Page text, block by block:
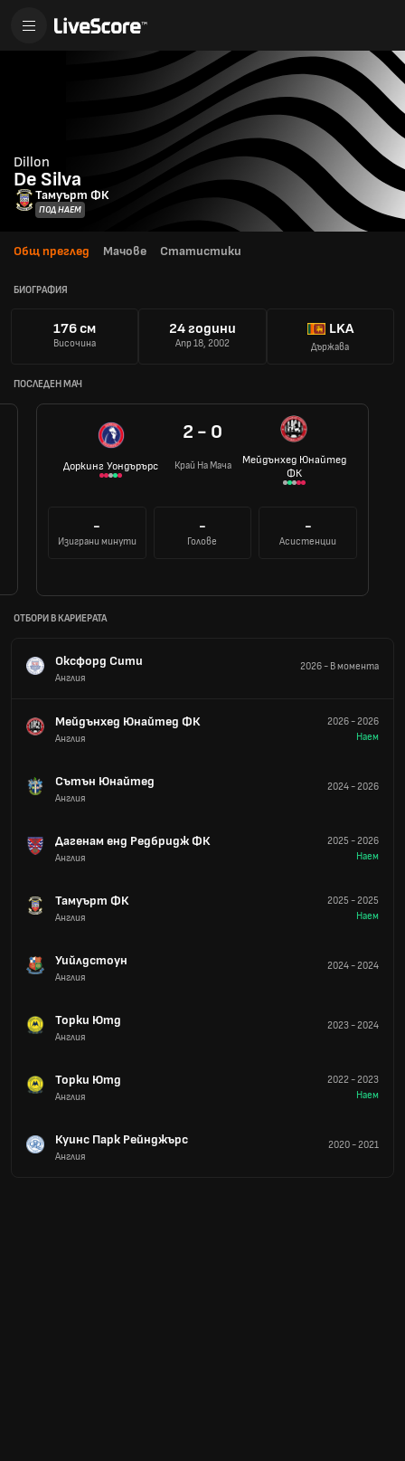
Dillon
De Silva
Тамуърт ФК
ПОД НАЕМ
Общ преглед Мачове Статистики
БИОГРАФИЯ
176 см
Височина
24 години
Апр 18, 2002
LKA
Държава
ПОСЛЕДЕН МАЧ
Доркинг Уондърърс
2 - 0
Край На Мача
Мейдънхед Юнайтед
ФК
-
Изиграни минути
-
Голове
-
Асистенции
ОТБОРИ В КАРИЕРАТА
Оксфорд Сити
Англия
2026- В момента
Мейдънхед Юнайтед ФК
Англия
2026-2026
Наем
Сътън Юнайтед
Англия
2024-2026
Дагенам енд Редбридж ФК
Англия
2025 -2026
Наем
Тамуърт ФК
Англия
2025 -2025
Наем
Уийлдстоун
Англия
2024-2024
Торки Ютд
Англия
2023-2024
Торки Ютд
Англия
2022-2023
Наем
Куинс Парк Рейнджърс
Англия
2020-2021